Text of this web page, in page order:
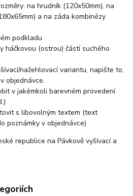
na hrudník (120x50mm), na
a na záda kombinézy
podkladu
háčkovou (ostrou) částí suchého
nažehlovací variantu, napište to,
objednávce.
v jakémkoli barevném provedení
s libovolným textem (text
poznámky v objednávce)
republice na Pávkově vyšívací a